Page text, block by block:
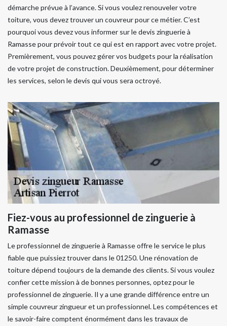
démarche prévue à l’avance. Si vous voulez renouveler votre
toiture, vous devez trouver un couvreur pour ce métier. C’est
pourquoi vous devez vous informer sur le devis zinguerie à
Ramasse pour prévoir tout ce qui est en rapport avec votre projet.
Premièrement, vous pouvez gérer vos budgets pour la réalisation
de votre projet de construction. Deuxièmement, pour déterminer
les services, selon le devis qui vous sera octroyé.
Fiez-vous au professionnel de zinguerie à
Ramasse
Le professionnel de zinguerie à Ramasse offre le service le plus
fiable que puissiez trouver dans le 01250. Une rénovation de
toiture dépend toujours de la demande des clients. Si vous voulez
confier cette mission à de bonnes personnes, optez pour le
professionnel de zinguerie. Il y a une grande différence entre un
simple couvreur zingueur et un professionnel. Les compétences et
le savoir-faire comptent énormément dans les travaux de